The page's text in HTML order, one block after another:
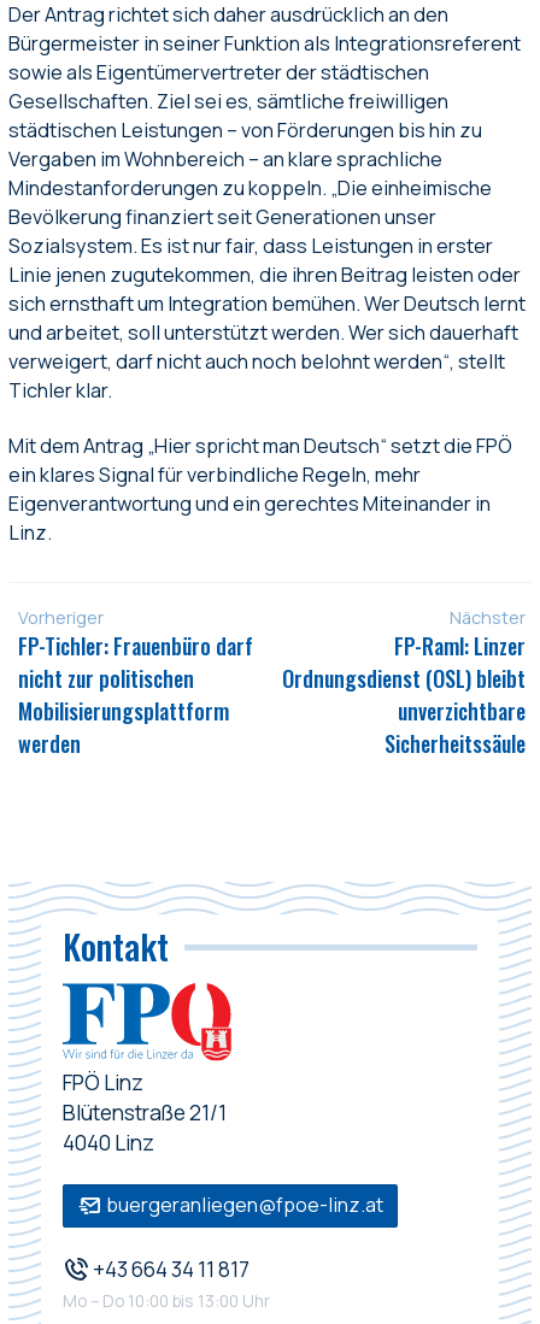
Der Antrag richtet sich daher ausdrücklich an den
Bürgermeister in seiner Funktion als Integrationsreferent
sowie als Eigentümervertreter der städtischen
Gesellschaften. Ziel sei es, sämtliche freiwilligen
städtischen Leistungen – von Förderungen bis hin zu
Vergaben im Wohnbereich – an klare sprachliche
Mindestanforderungen zu koppeln. „Die einheimische
Bevölkerung finanziert seit Generationen unser
Sozialsystem. Es ist nur fair, dass Leistungen in erster
Linie jenen zugutekommen, die ihren Beitrag leisten oder
sich ernsthaft um Integration bemühen. Wer Deutsch lernt
und arbeitet, soll unterstützt werden. Wer sich dauerhaft
verweigert, darf nicht auch noch belohnt werden“, stellt
Tichler klar.
Mit dem Antrag „Hier spricht man Deutsch“ setzt die FPÖ
ein klares Signal für verbindliche Regeln, mehr
Eigenverantwortung und ein gerechtes Miteinander in
Linz.
Vorheriger
FP-Tichler: Frauenbüro darf
nicht zur politischen
Mobilisierungsplattform
werden
Nächster
FP-Raml: Linzer
Ordnungsdienst (OSL) bleibt
unverzichtbare
Sicherheitssäule
Kontakt
FPÖ Linz
Blütenstraße 21/1
4040 Linz
buergeranliegen@fpoe-linz.at
+43 664 34 11 817
Mo – Do 10:00 bis 13:00 Uhr